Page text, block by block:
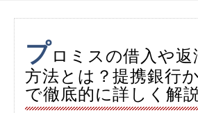
プロミスの借入や返
方法とは？提携銀行
で徹底的に詳しく解説